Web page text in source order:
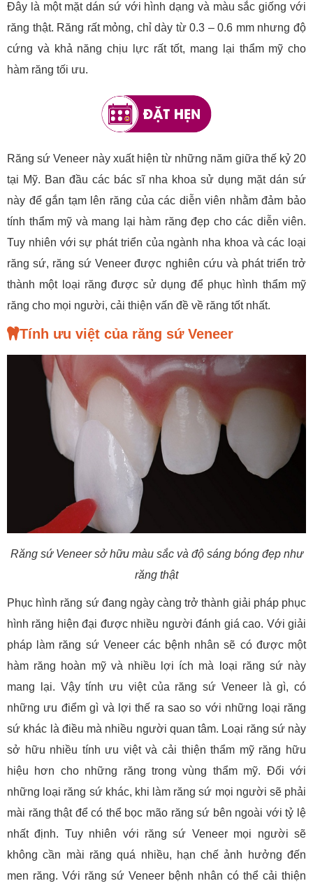
Đây là một mặt dán sứ với hình dạng và màu sắc giống với
răng thật. Răng rất mỏng, chỉ dày từ 0.3 – 0.6 mm nhưng độ
cứng và khả năng chịu lực rất tốt, mang lại thẩm mỹ cho
hàm răng tối ưu.
Răng sứ Veneer này xuất hiện từ những năm giữa thế kỷ 20
tại Mỹ. Ban đầu các bác sĩ nha khoa sử dụng mặt dán sứ
này để gắn tạm lên răng của các diễn viên nhằm đảm bảo
tính thẩm mỹ và mang lại hàm răng đẹp cho các diễn viên.
Tuy nhiên với sự phát triển của ngành nha khoa và các loại
răng sứ, răng sứ Veneer được nghiên cứu và phát triển trở
thành một loại răng được sử dụng để phục hình thẩm mỹ
răng cho mọi người, cải thiện vấn đề về răng tốt nhất.
Tính ưu việt của răng sứ Veneer
Răng sứ Veneer sở hữu màu sắc và độ sáng bóng đẹp như
răng thật
Phục hình răng sứ đang ngày càng trở thành giải pháp phục
hình răng hiện đại được nhiều người đánh giá cao. Với giải
pháp làm răng sứ Veneer các bệnh nhân sẽ có được một
hàm răng hoàn mỹ và nhiều lợi ích mà loại răng sứ này
mang lại. Vậy tính ưu việt của răng sứ Veneer là gì, có
những ưu điểm gì và lợi thế ra sao so với những loại răng
sứ khác là điều mà nhiều người quan tâm. Loại răng sứ này
sở hữu nhiều tính ưu việt và cải thiện thẩm mỹ răng hữu
hiệu hơn cho những răng trong vùng thẩm mỹ. Đối với
những loại răng sứ khác, khi làm răng sứ mọi người sẽ phải
mài răng thật để có thể bọc mão răng sứ bên ngoài với tỷ lệ
nhất định. Tuy nhiên với răng sứ Veneer mọi người sẽ
không cần mài răng quá nhiều, hạn chế ảnh hưởng đến
men răng. Với răng sứ Veneer bệnh nhân có thể cải thiện